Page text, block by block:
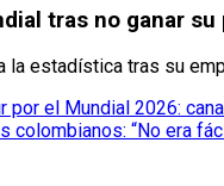
tras no ganar
la estadística tras su
por el Mundial 2026:
colombianos: “No era